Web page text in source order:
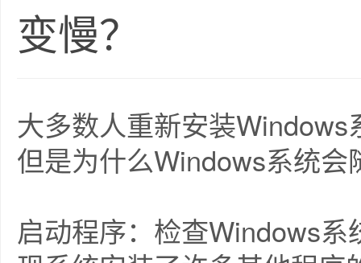
变慢？
大多数人重新安装
但是为什么Windows系统
启动程序：检查Windows